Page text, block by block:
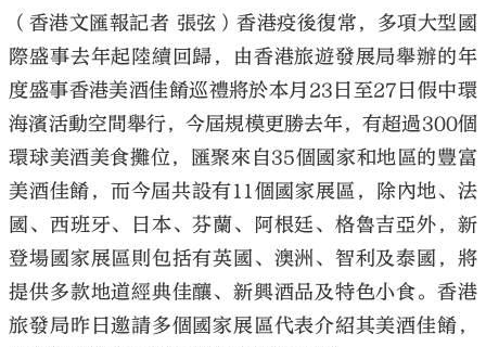
（香港文匯報記者 張弦）香港疫後復常，多項大型國
際盛事去年起陸續回歸，由香港旅遊發展局舉辦的年
度盛事香港美酒佳餚巡禮將於本月23日至27日假中環
海濱活動空間舉行，今屆規模更勝去年，有超過300個
環球美酒美食攤位，匯聚來自35個國家和地區的豐富
美酒佳餚，而今屆共設有11個國家展區，除內地、法
國、西班牙、日本、芬蘭、阿根廷、格魯吉亞外，新
登場國家展區則包括有英國、澳洲、智利及泰國，將
提供多款地道經典佳釀、新興酒品及特色小食。香港
旅發局昨日邀請多個國家展區代表介紹其美酒佳餚，